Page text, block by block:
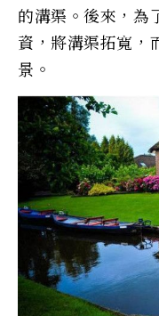
的溝渠。後來，為
資，將溝渠拓寬，
景。